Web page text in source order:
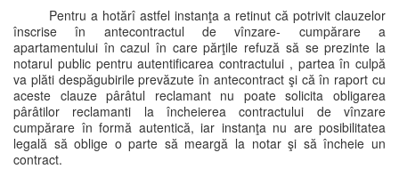
Pentru a hotărî astfel instanţa a retinut că potrivit clauzelor
înscrise în antecontractul de vînzare- cumpărare a
apartamentului în cazul în care părţile refuză să se prezinte la
notarul public pentru autentificarea contractului , partea în culpă
va plăti despăgubirile prevăzute în antecontract şi că în raport cu
aceste clauze pârâtul reclamant nu poate solicita obligarea
pârâtilor reclamanti la încheierea contractului de vînzare
cumpărare în formă autentică, iar instanţa nu are posibilitatea
legală să oblige o parte să meargă la notar şi să încheie un
contract.